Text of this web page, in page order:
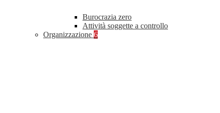
Burocrazia zero
Attività soggette a controllo
Organizzazione 6